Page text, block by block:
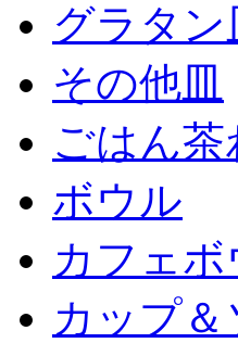
グラタン
その他皿
ごはん茶
ボウル
カフェボ
カップ＆